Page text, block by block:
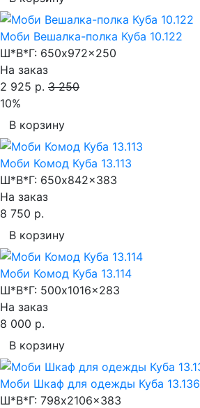
Моби Вешалка-полка Куба 10.122
Ш*В*Г: 650x972x250
На заказ
2 925 р. 3 250
10%
В корзину
Моби Комод Куба 13.113
Ш*В*Г: 650x842x383
На заказ
8 750 р.
В корзину
Моби Комод Куба 13.114
Ш*В*Г: 500x1016x283
На заказ
8 000 р.
В корзину
Моби Шкаф для одежды Куба 13.136
Ш*В*Г: 798x2106x383